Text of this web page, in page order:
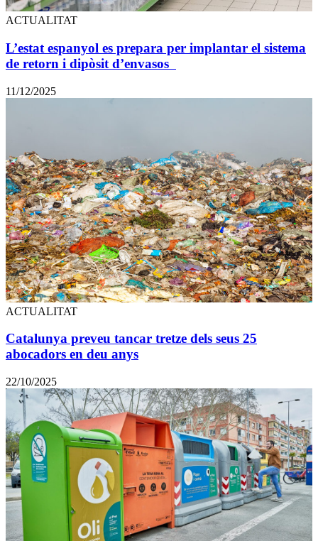
ACTUALITAT
L’estat espanyol es prepara per implantar el sistema
de retorn i dipòsit d’envasos
11/12/2025
ACTUALITAT
Catalunya preveu tancar tretze dels seus 25
abocadors en deu anys
22/10/2025